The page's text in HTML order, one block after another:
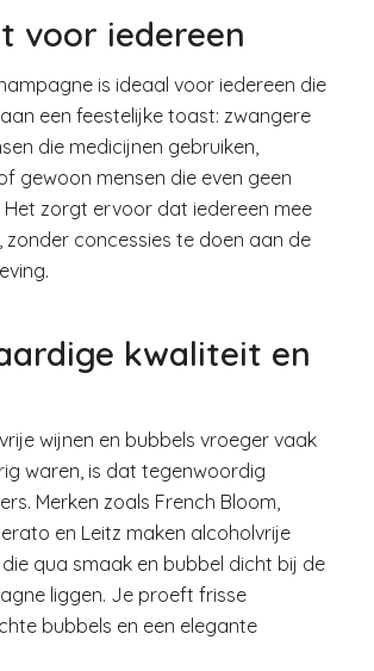
voor iedereen
is ideaal voor iedereen die
een feestelijke toast: zwangere
die medicijnen gebruiken,
gewoon mensen die even geen
Het zorgt ervoor dat iedereen mee
zonder concessies te doen aan de
kwaliteit en
wijnen en bubbels vroeger vaak
waren, is dat tegenwoordig
Merken zoals French Bloom,
en Leitz maken alcoholvrije
qua smaak en bubbel dicht bij de
liggen. Je proeft frisse
bubbels en een elegante